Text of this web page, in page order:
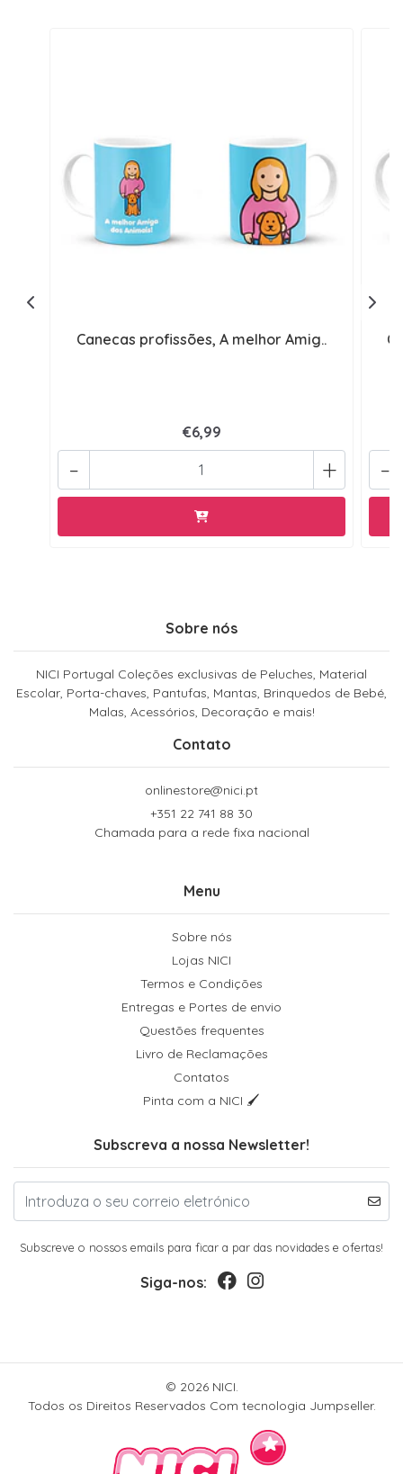
Canecas profissões, A melhor Amig..
€6,99
+
- -
Sobre nós
NICI Portugal Coleções exclusivas de Peluches, Material
Escolar, Porta-chaves, Pantufas, Mantas, Brinquedos de Bebé,
Malas, Acessórios, Decoração e mais!
Contato
onlinestore@nici.pt
+351 22 741 88 30
Chamada para a rede fixa nacional
Menu
Sobre nós
Lojas NICI
Termos e Condições
Entregas e Portes de envio
Questões frequentes
Livro de Reclamações
Contatos
Pinta com a NICI 🖌
Subscreva a nossa Newsletter!
Subscreve o nossos emails para ficar a par das novidades e ofertas!
Siga-nos:
© 2026 NICI.
Todos os Direitos Reservados Com tecnologia Jumpseller.